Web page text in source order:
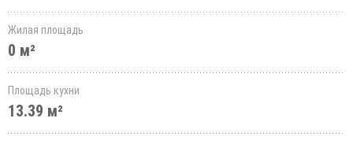
Жилая площадь
0 м²
Площадь кухни
13.39 м²